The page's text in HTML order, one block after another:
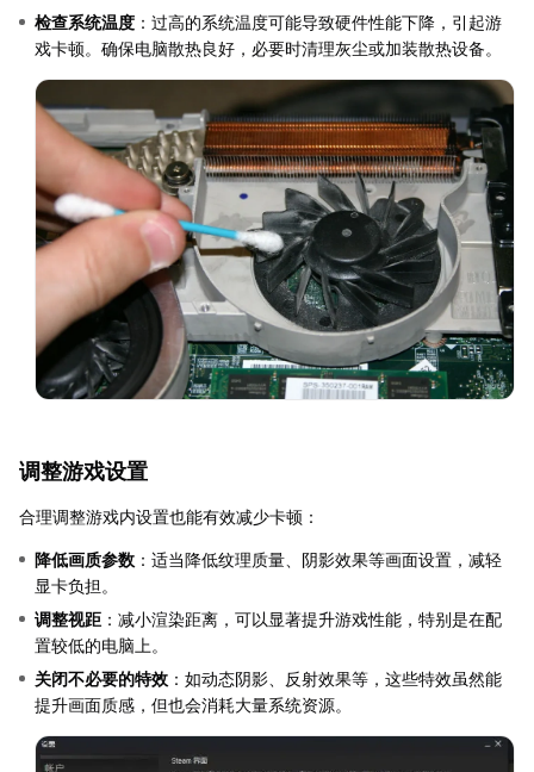
检查系统温度 ：过高的系统温度可能导致硬件性能下降，引起游
戏卡顿。确保电脑散热良好，必要时清理灰尘或加装散热设备。
调整游戏设置
合理调整游戏内设置也能有效减少卡顿：
降低画质参数 ：适当降低纹理质量、阴影效果等画面设置，减轻
显卡负担。
调整视距 ：减小渲染距离，可以显著提升游戏性能，特别是在配
置较低的电脑上。
关闭不必要的特效 ：如动态阴影、反射效果等，这些特效虽然能
提升画面质感，但也会消耗大量系统资源。